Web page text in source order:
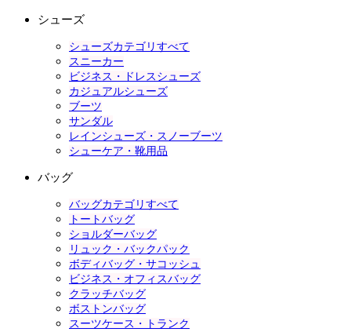
シューズ
シューズカテゴリすべて
スニーカー
ビジネス・ドレスシューズ
カジュアルシューズ
ブーツ
サンダル
レインシューズ・スノーブーツ
シューケア・靴用品
バッグ
バッグカテゴリすべて
トートバッグ
ショルダーバッグ
リュック・バックパック
ボディバッグ・サコッシュ
ビジネス・オフィスバッグ
クラッチバッグ
ボストンバッグ
スーツケース・トランク